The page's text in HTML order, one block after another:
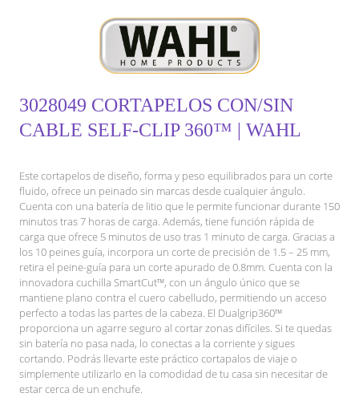
3028049 CORTAPELOS CON/SIN
CABLE SELF-CLIP 360™ | WAHL
Este cortapelos de diseño, forma y peso equilibrados para un corte
fluido, ofrece un peinado sin marcas desde cualquier ángulo.
Cuenta con una batería de litio que le permite funcionar durante 150
minutos tras 7 horas de carga. Además, tiene función rápida de
carga que ofrece 5 minutos de uso tras 1 minuto de carga. Gracias a
los 10 peines guía, incorpora un corte de precisión de 1.5 – 25 mm,
retira el peine-guía para un corte apurado de 0.8mm. Cuenta con la
innovadora cuchilla SmartCut™, con un ángulo único que se
mantiene plano contra el cuero cabelludo, permitiendo un acceso
perfecto a todas las partes de la cabeza. El Dualgrip360™
proporciona un agarre seguro al cortar zonas difíciles. Si te quedas
sin batería no pasa nada, lo conectas a la corriente y sigues
cortando. Podrás llevarte este práctico cortapalos de viaje o
simplemente utilizarlo en la comodidad de tu casa sin necesitar de
estar cerca de un enchufe.